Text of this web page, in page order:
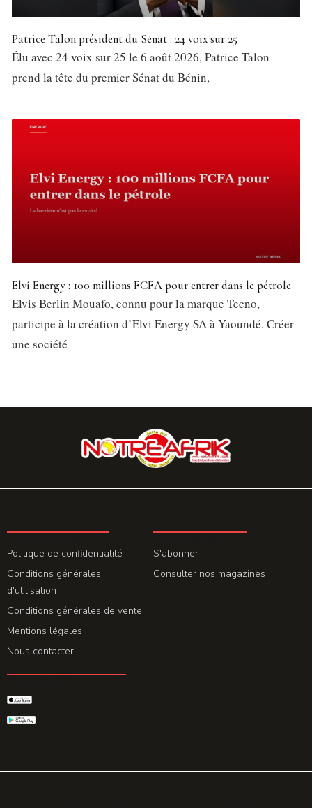
Patrice Talon président du Sénat : 24 voix sur 25
Élu avec 24 voix sur 25 le 6 août 2026, Patrice Talon
prend la tête du premier Sénat du Bénin,
Elvi Energy : 100 millions FCFA pour entrer dans le pétrole
Elvis Berlin Mouafo, connu pour la marque Tecno,
participe à la création d’Elvi Energy SA à Yaoundé. Créer
une société
Politique de confidentialité
Conditions générales
d'utilisation
Conditions générales de vente
Mentions légales
Nous contacter
S'abonner
Consulter nos magazines